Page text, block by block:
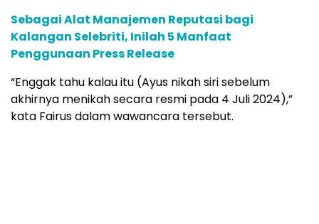
Sebagai Alat Manajemen Reputasi bagi
Kalangan Selebriti, Inilah 5 Manfaat
Penggunaan Press Release
“Enggak tahu kalau itu (Ayus nikah siri sebelum
akhirnya menikah secara resmi pada 4 Juli 2024),”
kata Fairus dalam wawancara tersebut.